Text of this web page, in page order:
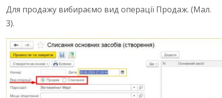
Для продажу вибираємо вид операції Продаж. (Мал.
3).